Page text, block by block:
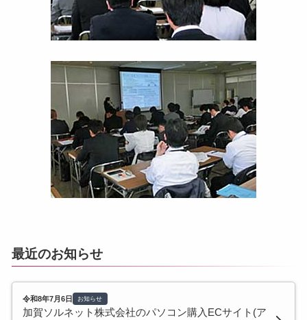
最近のお知らせ
令和8年7月6日 お知らせ
加賀ソルネット株式会社のパソコン購入ECサイト(ア